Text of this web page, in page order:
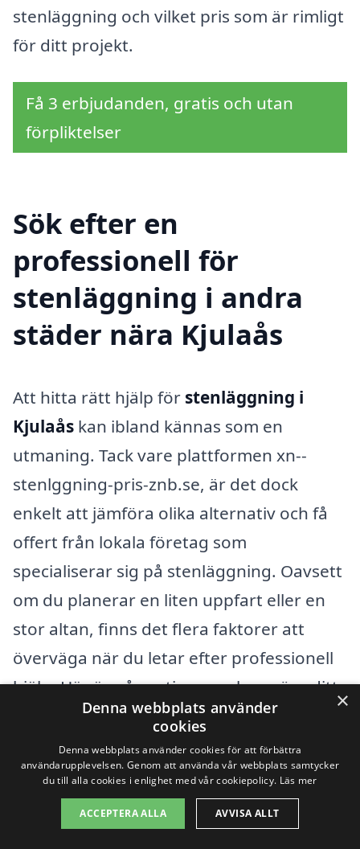
stenläggning och vilket pris som är rimligt
för ditt projekt.
Få 3 erbjudanden, gratis och utan
förpliktelser
Sök efter en
professionell för
stenläggning i andra
städer nära Kjulaås
Att hitta rätt hjälp för stenläggning i
Kjulaås kan ibland kännas som en
utmaning. Tack vare plattformen xn--
stenlggning-pris-znb.se, är det dock
enkelt att jämföra olika alternativ och få
offert från lokala företag som
specialiserar sig på stenläggning. Oavsett
om du planerar en liten uppfart eller en
stor altan, finns det flera faktorer att
överväga när du letar efter professionell
hjälp. Här är några tips som kan göra ditt
val enklare:
Jämför priser och tjänster från olika
företag.
Kontrollera omdömen och
×
Denna webbplats använder
cookies
Denna webbplats använder cookies för att förbättra
användarupplevelsen. Genom att använda vår webbplats samtycker
du till alla cookies i enlighet med vår cookiepolicy. Läs mer
ACCEPTERA ALLA AVVISA ALLT